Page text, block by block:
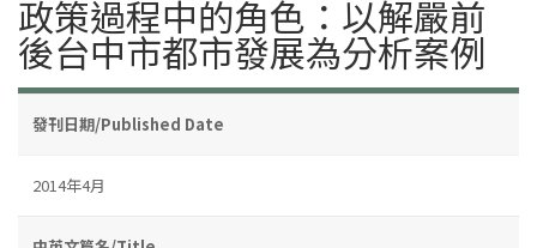
政策過程中的角色：以解嚴前
後台中市都市發展為分析案例
發刊日期/Published Date
2014年4月